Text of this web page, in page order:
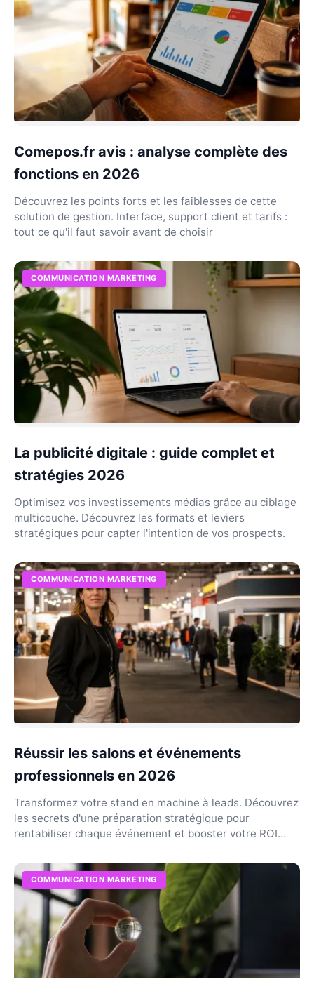
Comepos.fr avis : analyse complète des
fonctions en 2026
Découvrez les points forts et les faiblesses de cette
solution de gestion. Interface, support client et tarifs :
tout ce qu'il faut savoir avant de choisir
COMMUNICATION MARKETING
La publicité digitale : guide complet et
stratégies 2026
Optimisez vos investissements médias grâce au ciblage
multicouche. Découvrez les formats et leviers
stratégiques pour capter l'intention de vos prospects.
COMMUNICATION MARKETING
Réussir les salons et événements
professionnels en 2026
Transformez votre stand en machine à leads. Découvrez
les secrets d'une préparation stratégique pour
rentabiliser chaque événement et booster votre ROI
COMMUNICATION MARKETING